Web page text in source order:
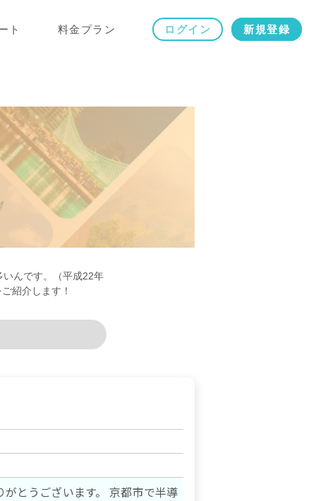
ト 料金プラン ログイン 新規登録
んです。（平成22年
紹介します！
います。 京都市で半導